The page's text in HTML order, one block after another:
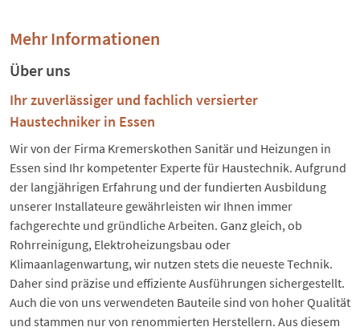
Mehr Informationen
Über uns
Ihr zuverlässiger und fachlich versierter
Haustechniker in Essen
Wir von der Firma Kremerskothen Sanitär und Heizungen in
Essen sind Ihr kompetenter Experte für Haustechnik. Aufgrund
der langjährigen Erfahrung und der fundierten Ausbildung
unserer Installateure gewährleisten wir Ihnen immer
fachgerechte und gründliche Arbeiten. Ganz gleich, ob
Rohrreinigung, Elektroheizungsbau oder
Klimaanlagenwartung, wir nutzen stets die neueste Technik.
Daher sind präzise und effiziente Ausführungen sichergestellt.
Auch die von uns verwendeten Bauteile sind von hoher Qualität
und stammen nur von renommierten Herstellern. Aus diesem